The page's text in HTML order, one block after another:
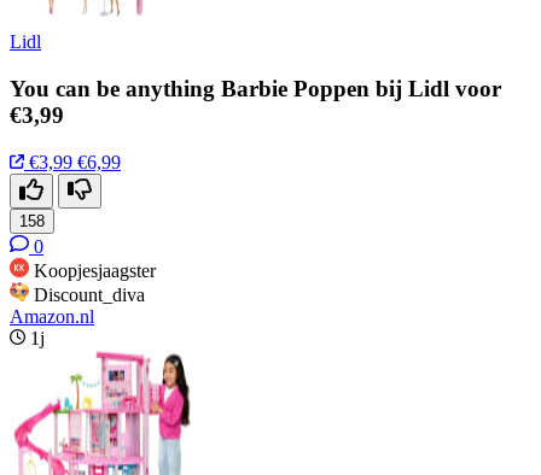
Lidl
You can be anything Barbie Poppen bij Lidl voor
€3,99
€3,99 €6,99
158
0
Koopjesjaagster
Discount_diva
Amazon.nl
1j